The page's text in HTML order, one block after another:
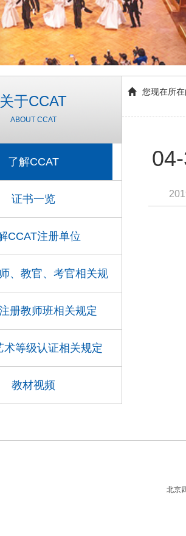
关于CCAT
ABOUT CCAT
了解CCAT
证书一览
CCAT注册单位
、教官、考官相关规
定
册教师班相关规定
术等级认证相关规定
教材视频
您现在所在
北京